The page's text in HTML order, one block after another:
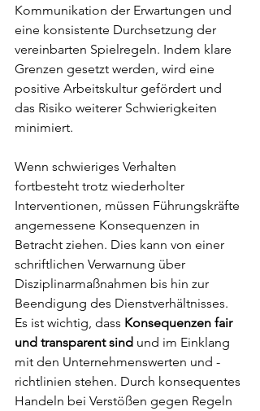
Kommunikation der Erwartungen und
eine konsistente Durchsetzung der
vereinbarten Spielregeln. Indem klare
Grenzen gesetzt werden, wird eine
positive Arbeitskultur gefördert und
das Risiko weiterer Schwierigkeiten
minimiert.
Wenn schwieriges Verhalten
fortbesteht trotz wiederholter
Interventionen, müssen Führungskräfte
angemessene Konsequenzen in
Betracht ziehen. Dies kann von einer
schriftlichen Verwarnung über
Disziplinarmaßnahmen bis hin zur
Beendigung des Dienstverhältnisses.
Es ist wichtig, dass Konsequenzen fair
und transparent sind und im Einklang
mit den Unternehmenswerten und -
richtlinien stehen. Durch konsequentes
Handeln bei Verstößen gegen Regeln